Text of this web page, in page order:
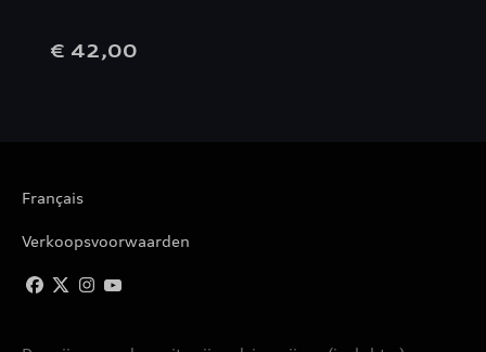
€ 42,00
Français
Verkoopsvoorwaarden